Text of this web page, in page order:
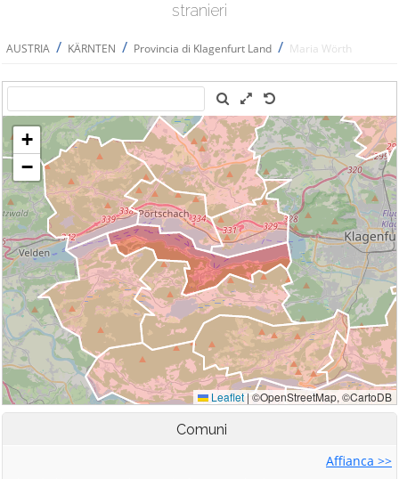
stranieri
AUSTRIA / KÄRNTEN / Provincia di Klagenfurt Land / Maria Wörth
Comuni
Affianca >>